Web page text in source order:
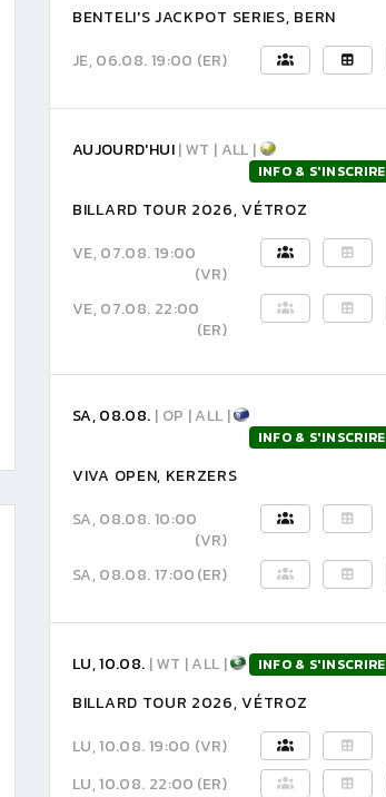
BENTELI'S JACKPOT SERIES, BERN
JE, 06.08. 19:00 (ER)
AUJOURD'HUI| WT | ALL |
INFO & S'INSCRIRE
BILLARD TOUR 2026, VÉTROZ
VE, 07.08. 19:00
(VR)
VE, 07.08. 22:00
(ER)
SA, 08.08. | OP | ALL |
INFO & S'INSCRIRE
VIVA OPEN, KERZERS
SA, 08.08. 10:00
(VR)
SA, 08.08. 17:00(ER)
LU, 10.08. | WT | ALL | INFO & S'INSCRIRE
BILLARD TOUR 2026, VÉTROZ
LU, 10.08. 19:00 (VR)
LU, 10.08. 22:00 (ER)